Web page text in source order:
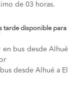
de 03 horas.
tarde disponible para
en bus desde Alhué
desde Alhué a El